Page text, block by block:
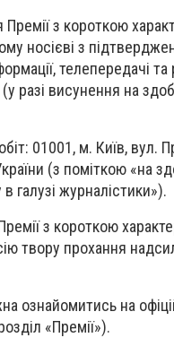
з короткою
носієві з
телепередачі
разі висунення на
01001, м. Київ, вул.
(з поміткою «на
галузі журналістики»).
з короткою
твору прохання
ознайомитись на
«Премії»).